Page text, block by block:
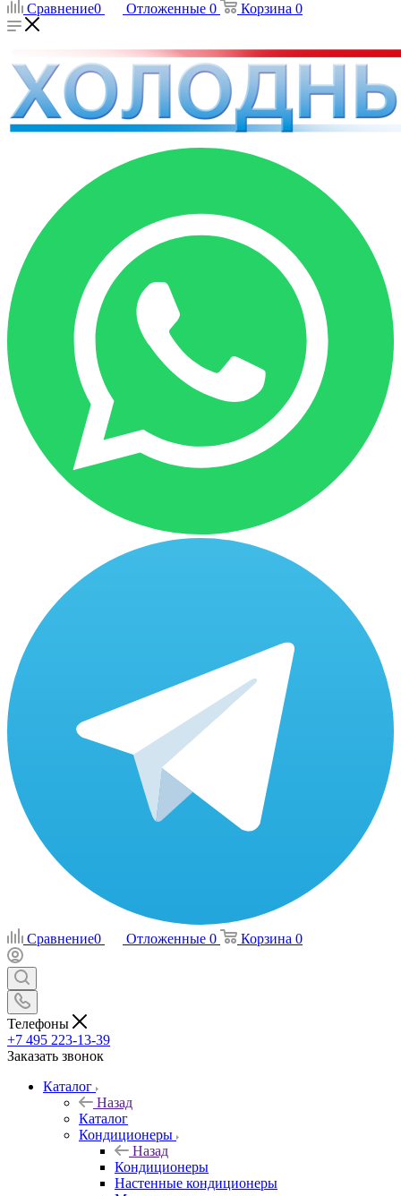
Сравнение0 Отложенные 0 Корзина 0
Сравнение0 Отложенные 0 Корзина 0
Телефоны
+7 495 223-13-39
Заказать звонок
Каталог
Назад
Каталог
Кондиционеры
Назад
Кондиционеры
Настенные кондиционеры